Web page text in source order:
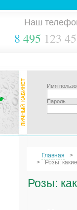
Наш
8 495 123
Имя
Пароль
Главная
Розы:
Розы: